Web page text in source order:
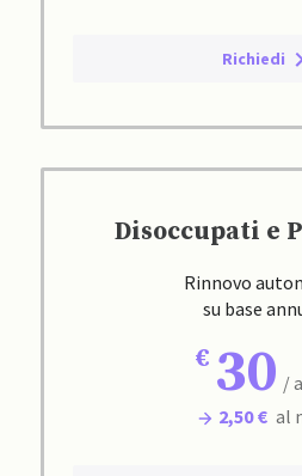
Richiedi
Disoccupati e
Rinnovo
su base
30 /
2,50 € al